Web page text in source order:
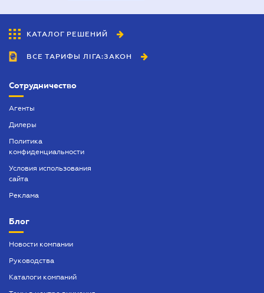
КАТАЛОГ РЕШЕНИЙ
ВСЕ ТАРИФЫ ЛІГА:ЗАКОН
Сотрудничество
Агенты
Дилеры
Политика
конфиденциальности
Условия использования
сайта
Реклама
Блог
Новости компании
Руководства
Каталоги компаний